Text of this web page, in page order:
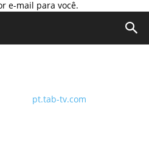
e-mail para você.
pt.tab-tv.com